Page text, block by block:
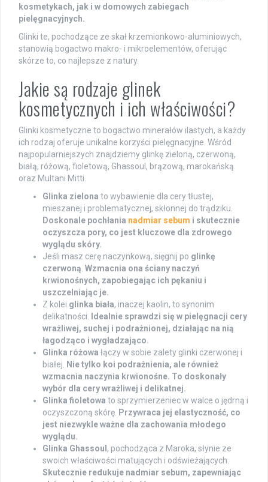
kosmetykach, jak i w domowych zabiegach
pielęgnacyjnych.
Glinki te, pochodzące ze skał krzemionkowo-aluminiowych,
stanowią bogactwo makro- i mikroelementów, oferując
skórze to, co najlepsze z natury.
Jakie są rodzaje glinek
kosmetycznych i ich właściwości?
Glinki kosmetyczne to bogactwo minerałów ilastych, a każdy
ich rodzaj oferuje unikalne korzyści pielęgnacyjne. Wśród
najpopularniejszych znajdziemy glinkę zieloną, czerwoną,
białą, różową, fioletową, Ghassoul, brązową, marokańską
oraz Multani Mitti.
Glinka zielona to wybawienie dla cery tłustej,
mieszanej i problematycznej, skłonnej do trądziku.
Doskonale pochłania nadmiar sebum i skutecznie
oczyszcza pory, co jest kluczowe dla zdrowego
wyglądu skóry.
Jeśli masz cerę naczynkową, sięgnij po glinkę
czerwoną Wzmacnia ona ściany naczyń
krwionośnych, zapobiegając ich pękaniu i
uszczelniając je.
Z kolei glinka biała, inaczej kaolin, to synonim
delikatności. Idealnie sprawdzi się w pielęgnacji cery
wrażliwej, suchej i podrażnionej, działając na nią
łagodząco i wygładzająco.
Glinka różowa łączy w sobie zalety glinki czerwonej i
białej. Nie tylko koi podrażnienia, ale również
wzmacnia naczynia krwionośne. To doskonały
wybór dla cery wrażliwej i delikatnej.
Glinka fioletowa to sprzymierzeniec w walce o jędrną i
oczyszczoną skórę. Przywraca jej elastyczność, co
jest niezwykle ważne dla zachowania młodego
wyglądu.
Glinka Ghassoul, pochodząca z Maroka, słynie ze
swoich właściwości matujących i odświeżających.
Skutecznie redukuje nadmiar sebum, zapewniając